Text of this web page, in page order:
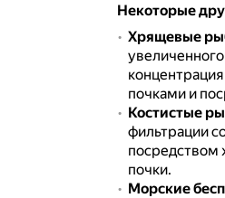
Некоторые
Хрящевые
почками и
Костистые
фильтрации
посредством
почки.
Морские